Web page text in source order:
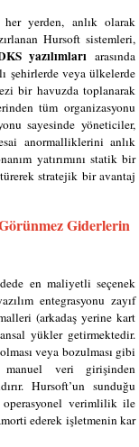
yerden, anlık olarak
Hursoft sistemleri,
yazılımları arasında
şehirlerde veya ülkelerde
bir havuzda toplanarak
tüm organizasyonu
sayesinde yöneticiler,
anormalliklerini anlık
yatırımını statik bir
stratejik bir avantaj
Giderlerin
en maliyetli seçenek
entegrasyonu zayıf
(arkadaş yerine kart
yükler getirmektedir.
veya bozulması gibi
manuel veri girişinden
Hursoft’un sunduğu
operasyonel verimlilik ile
ederek işletmenin kar